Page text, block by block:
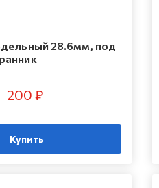
28.6мм, под
200 ₽
Купить